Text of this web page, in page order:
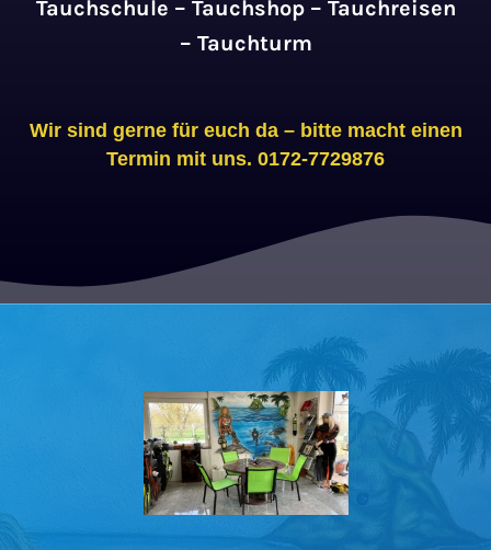
Tauchschule – Tauchshop – Tauchreisen
– Tauchturm
Wir sind gerne für euch da – bitte macht einen
Termin mit uns. 0172-7729876